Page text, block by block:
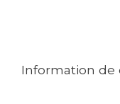
Information de